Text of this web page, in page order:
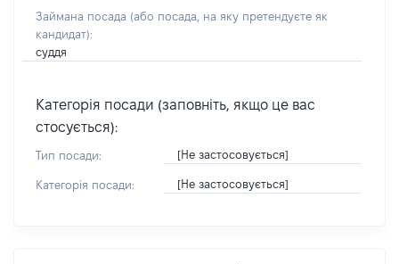
Займана посада (або посада, на яку претендуєте як
кандидат):
суддя
Категорія посади (заповніть, якщо це вас
стосується):
Тип посади: [Не застосовується]
Категорія посади: [Не застосовується]